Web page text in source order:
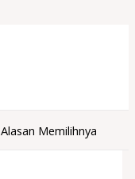
Memilihnya